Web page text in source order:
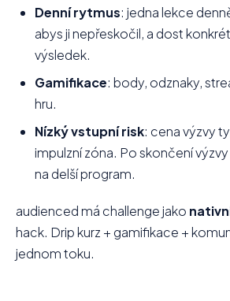
Denní rytmus: jedna lekce
abys ji nepřeskočil, a dost
výsledek.
Gamifikace: body, odznaky,
hru.
Nízký vstupní risk: cena výzvy
impulzní zóna. Po skončení
na delší program.
audienced má challenge jako
hack. Drip kurz + gamifikace +
jednom toku.